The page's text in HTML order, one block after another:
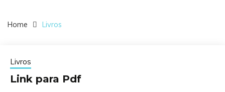
Home Livros
Livros
Link para Pdf